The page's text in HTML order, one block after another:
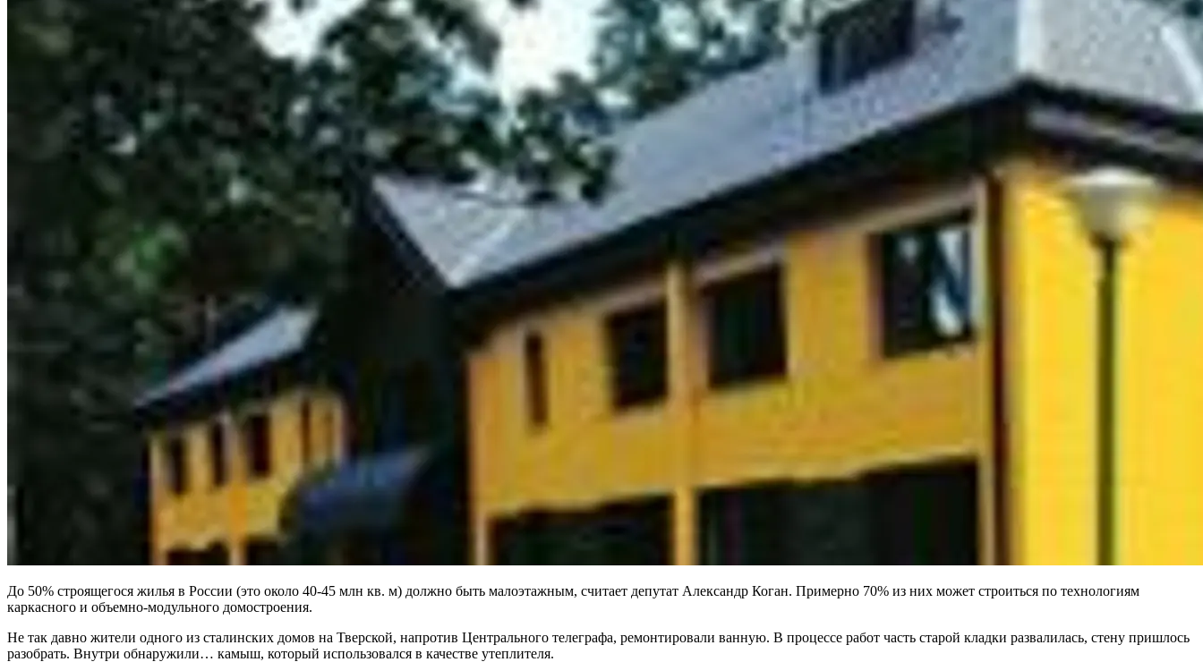
До 50% строящегося жилья в России (это около 40-45 млн кв. м) должно быть малоэтажным, считает депутат Александр Коган. Примерно 70% из них может строиться по технологиям
каркасного и объемно-модульного домостроения.
Не так давно жители одного из сталинских домов на Тверской, напротив Центрального телеграфа, ремонтировали ванную. В процессе работ часть старой кладки развалилась, стену пришлось
разобрать. Внутри обнаружили… камыш, который использовался в качестве утеплителя.